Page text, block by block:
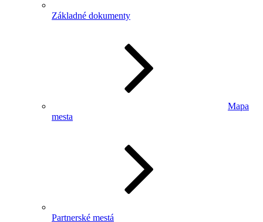
Základné dokumenty
Mapa
mesta
Partnerské mestá